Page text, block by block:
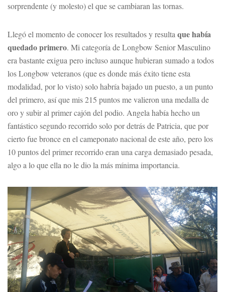
sorprendente (y molesto) el que se cambiaran las tornas.
Llegó el momento de conocer los resultados y resultaque había
quedado primero. Mi categoría de Longbow Senior Masculino
era bastante exigua pero incluso aunque hubieran sumado a todos
los Longbow veteranos (que es donde más éxito tiene esta
modalidad, por lo visto) solo habría bajado un puesto, a un punto
del primero, así que mis 215 puntos me valieron una medalla de
oro y subir al primer cajón del podio. Angela había hecho un
fantástico segundo recorrido solo por detrás de Patricia, que por
cierto fue bronce en el cameponato nacional de este año, pero los
10 puntos del primer recorrido eran una carga demasiado pesada,
algo a lo que ella no le dio la más mínima importancia.